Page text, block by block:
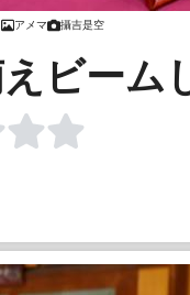
アメマ 攝吉是空
ビーム